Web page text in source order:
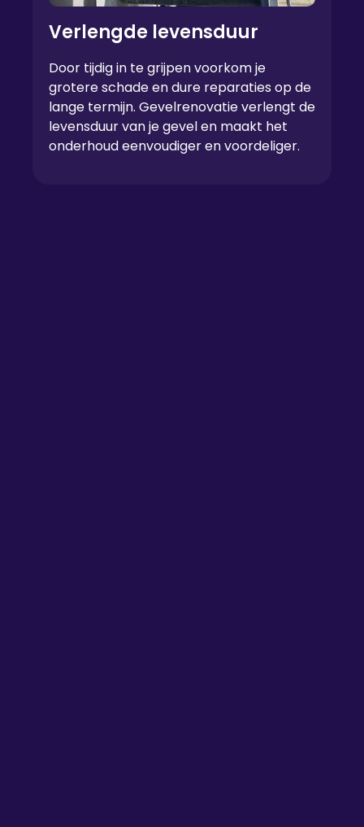
Verlengde levensduur
Door tijdig in te grijpen voorkom je
grotere schade en dure reparaties op de
lange termijn. Gevelrenovatie verlengt de
levensduur van je gevel en maakt het
onderhoud eenvoudiger en voordeliger.